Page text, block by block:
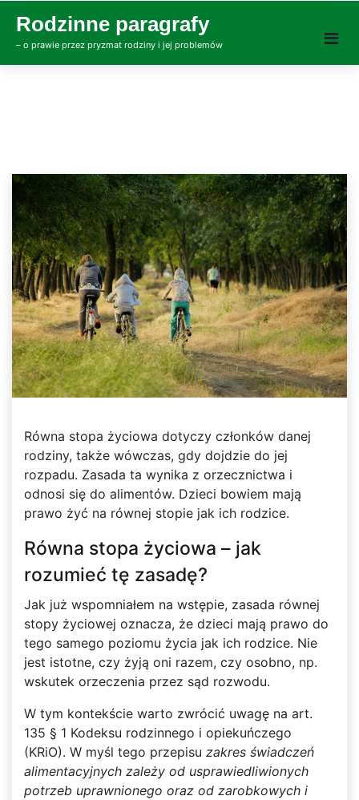
content
Rodzinne paragrafy
– o prawie przez pryzmat rodziny i jej problemów
Równa stopa życiowa dotyczy członków danej
rodziny, także wówczas, gdy dojdzie do jej
rozpadu. Zasada ta wynika z orzecznictwa i
odnosi się do alimentów. Dzieci bowiem mają
prawo żyć na równej stopie jak ich rodzice.
Równa stopa życiowa – jak
rozumieć tę zasadę?
Jak już wspomniałem na wstępie, zasada równej
stopy życiowej oznacza, że dzieci mają prawo do
tego samego poziomu życia jak ich rodzice. Nie
jest istotne, czy żyją oni razem, czy osobno, np.
wskutek orzeczenia przez sąd rozwodu.
W tym kontekście warto zwrócić uwagę na art.
135 § 1 Kodeksu rodzinnego i opiekuńczego
(KRiO). W myśl tego przepisu zakres świadczeń
alimentacyjnych zależy od usprawiedliwionych
potrzeb uprawnionego oraz od zarobkowych i